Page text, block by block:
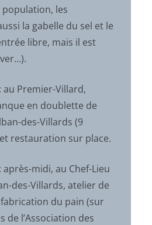
les
la gabelle du sel et le
libre, mais il est
Premier-Villard,
en doublette de
des-Villards (9
restauration sur place.
midi, au Chef-Lieu
des-Villards, atelier de
du pain (sur
de l’Association des